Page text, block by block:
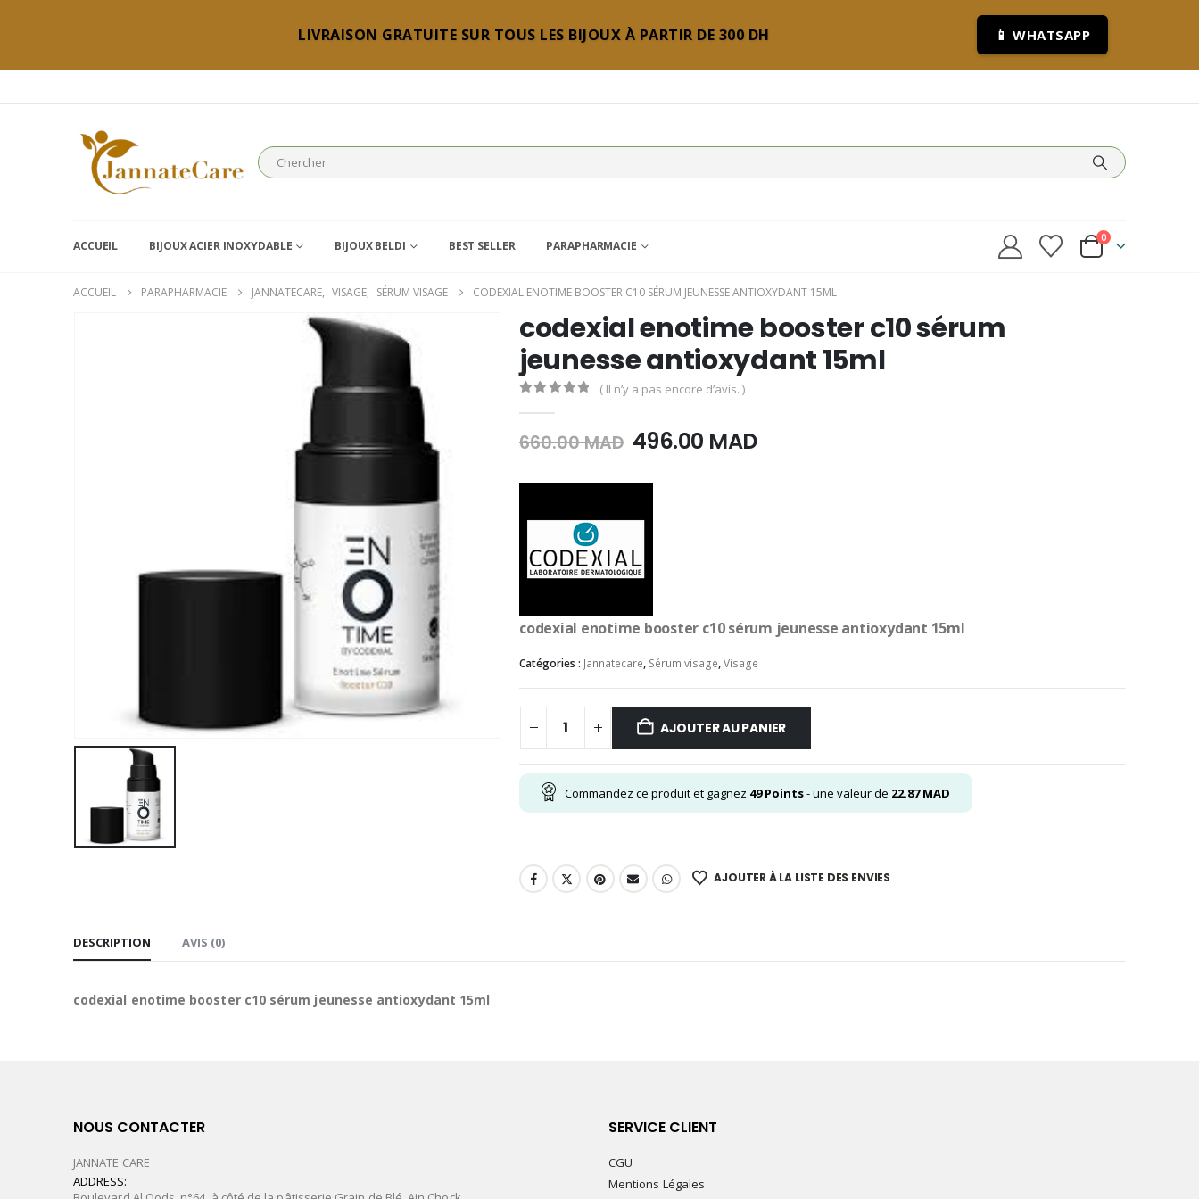
LIVRAISON GRATUITE SUR TOUS LES BIJOUX À PARTIR DE 300 DH 📱 WHATSAPP
ACCUEIL BIJOUX ACIER INOXYDABLE BIJOUX BELDI BEST SELLER PARAPHARMACIE
0
ACCUEIL PARAPHARMACIE JANNATECARE, VISAGE, SÉRUM VISAGE CODEXIAL ENOTIME BOOSTER C10 SÉRUM JEUNESSE ANTIOXYDANT 15ML
codexial enotime booster c10 sérum
jeunesse antioxydant 15ml
( Il n’y a pas encore d’avis. )
660.00MAD Le
initial
660.00
MAD.
496.00 MADLe
codexial enotime booster c10 sérum jeunesse antioxydant 15ml
Catégories : Jannatecare, Sérum visage,Visage
AJOUTER AU PANIER
Commandez ce produit et gagnez 49Points- une valeur de 22.87MAD
AJOUTER À LA LISTE DES ENVIES
DESCRIPTION AVIS (0)
codexial enotime booster c10 sérum jeunesse antioxydant 15ml
NOUS CONTACTER
JANNATE CARE
ADDRESS:
SERVICE CLIENT
CGU
Mentions Légales